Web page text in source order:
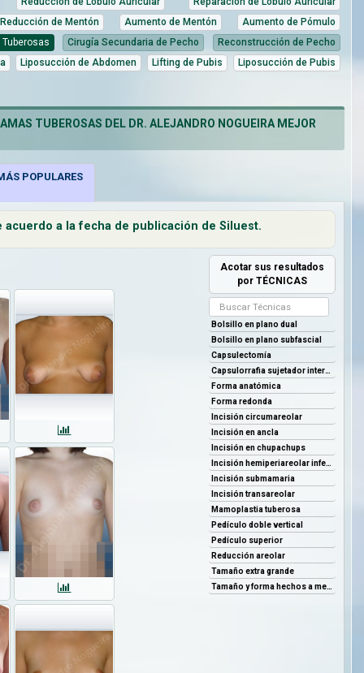
Reducción de Mentón
Aumento de Mentón
Aumento de Pómulo
Cirugía Secundaria de Pecho
Reconstrucción de Pecho
Liposucción de Abdomen Lifting de Pubis Liposucción de Pubis
TUBEROSAS DEL DR. ALEJANDRO NOGUEIRA MEJOR
POPULARES
a la fecha de publicación de Siluest.
Acotar sus resultados
por TÉCNICAS